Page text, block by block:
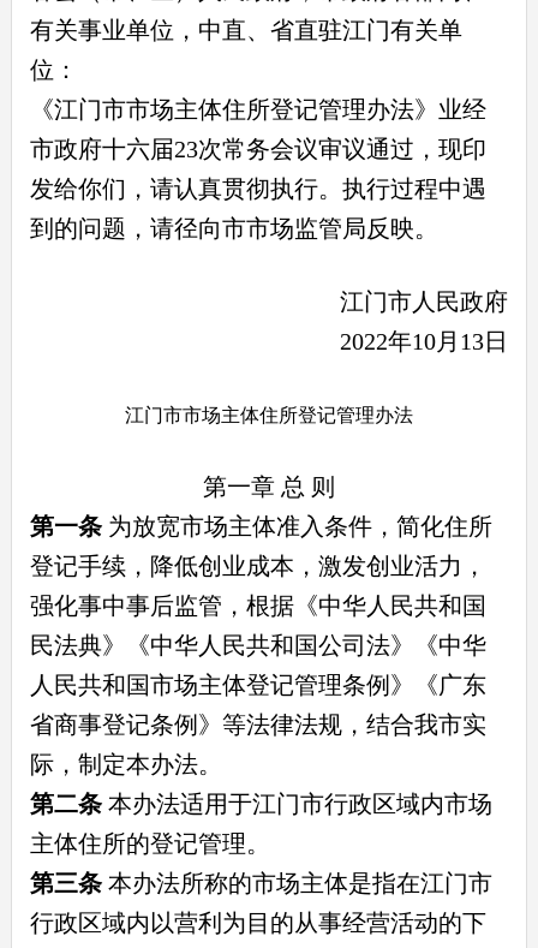
有关事业单位，中直、省直驻江门有关单
位：
《江门市市场主体住所登记管理办法》业经
市政府十六届23次常务会议审议通过，现印
发给你们，请认真贯彻执行。执行过程中遇
到的问题，请径向市市场监管局反映。
江门市人民政府
2022年10月13日
江门市市场主体住所登记管理办法
第一章 总 则
第一条为放宽市场主体准入条件，简化住所
登记手续，降低创业成本，激发创业活力，
强化事中事后监管，根据《中华人民共和国
民法典》《中华人民共和国公司法》《中华
人民共和国市场主体登记管理条例》《广东
省商事登记条例》等法律法规，结合我市实
际，制定本办法。
第二条本办法适用于江门市行政区域内市场
主体住所的登记管理。
第三条本办法所称的市场主体是指在江门市
行政区域内以营利为目的从事经营活动的下